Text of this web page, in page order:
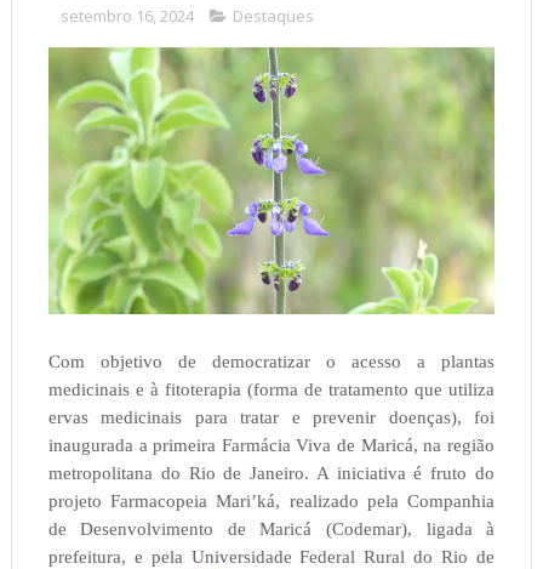
setembro 16, 2024 Destaques
Com objetivo de democratizar o acesso a plantas
medicinais e à fitoterapia (forma de tratamento que utiliza
ervas medicinais para tratar e prevenir doenças), foi
inaugurada a primeira Farmácia Viva de Maricá, na região
metropolitana do Rio de Janeiro. A iniciativa é fruto do
projeto Farmacopeia Mari’ká, realizado pela Companhia
de Desenvolvimento de Maricá (Codemar), ligada à
prefeitura, e pela Universidade Federal Rural do Rio de